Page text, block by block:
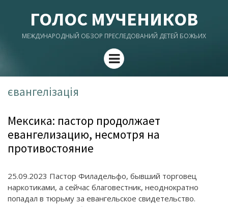
ГОЛОС МУЧЕНИКОВ
МЕЖДУНАРОДНЫЙ ОБЗОР ПРЕСЛЕДОВАНИЙ ДЕТЕЙ БОЖЬИХ
Menu
євангелізація
Мексика: пастор продолжает
евангелизацию, несмотря на
противостояние
25.09.2023 Пастор Филадельфо, бывший торговец
наркотиками, а сейчас благовестник, неоднократно
попадал в тюрьму за евангельское свидетельство.